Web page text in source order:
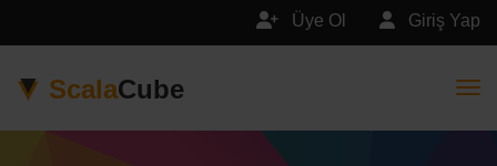
Giriş Yap
Üye Ol
ScalaCube